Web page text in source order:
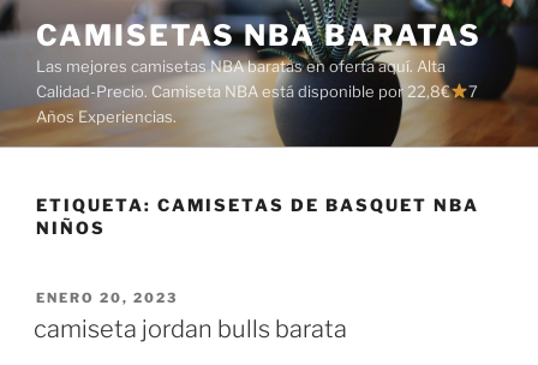
Saltar
al
contenido
CAMISETAS NBA BARATAS
Las mejores camisetas NBA baratas en oferta aquí. Alta
Calidad-Precio. Camiseta NBA está disponible por 22,8€
7
Años Experiencias.
ETIQUETA: CAMISETAS DE BASQUET NBA
NIÑOS
PUBLICADO
ENERO 20, 2023
camiseta jordan bulls barata